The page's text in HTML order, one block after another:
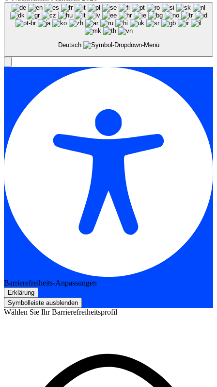
Deutsch
Barrierefreiheits-Anpassungen
Erklärung
Symbolleiste ausblenden
Wählen Sie Ihr Barrierefreiheitsprofil